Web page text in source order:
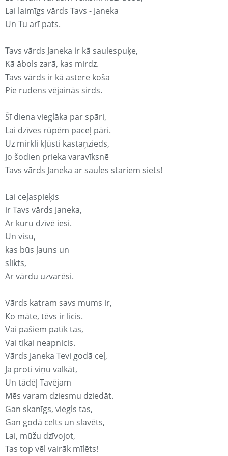
Lai laimīgs vārds Tavs - Janeka
Un Tu arī pats.
Tavs vārds Janeka ir kā saulespuķe,
Kā ābols zarā, kas mirdz.
Tavs vārds ir kā astere koša
Pie rudens vējainās sirds.
Šī diena vieglāka par spāri,
Lai dzīves rūpēm paceļ pāri.
Uz mirkli kļūsti kastaņzieds,
Jo šodien prieka varavīksnē
Tavs vārds Janeka ar saules stariem siets!
Lai ceļaspieķis
ir Tavs vārds Janeka,
Ar kuru dzīvē iesi.
Un visu,
kas būs ļauns un
slikts,
Ar vārdu uzvarēsi.
Vārds katram savs mums ir,
Ko māte, tēvs ir licis.
Vai pašiem patīk tas,
Vai tikai neapnicis.
Vārds Janeka Tevi godā ceļ,
Ja proti viņu valkāt,
Un tādēļ Tavējam
Mēs varam dziesmu dziedāt.
Gan skanīgs, viegls tas,
Gan godā celts un slavēts,
Lai, mūžu dzīvojot,
Tas top vēl vairāk mīlēts!